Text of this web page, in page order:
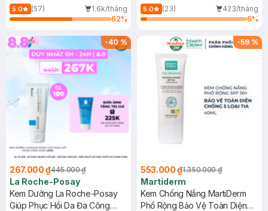
Dầu 500ml
5.0 (57)
1.6k/tháng
62%
(Mới)
5.0 (23)
423/tháng
6%
-40%
267.000 ₫445.000 ₫
La Roche-Posay
Kem Dưỡng La Roche-Posay
Giúp Phục Hồi Da Đa Công
-59 %
553.000 ₫1.350.000 ₫
Martiderm
Kem Chống Nắng MartiDerm
Phổ Rộng Bảo Vệ Toàn Diện